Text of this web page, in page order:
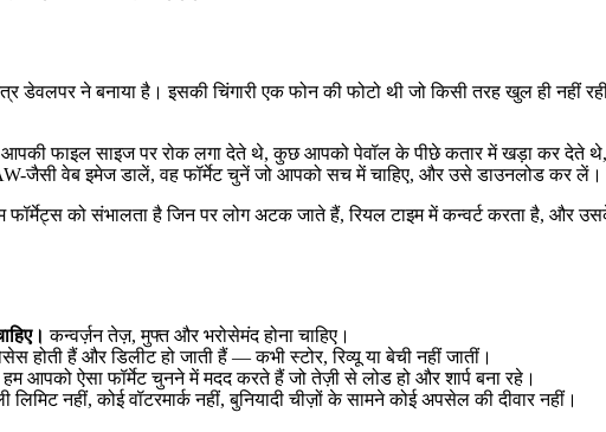
डेवलपर ने बनाया है। इसकी चिंगारी एक फोन की फोटो थी जो किसी तरह खुल ही
फाइल साइज पर रोक लगा देते थे, कुछ आपको पेवॉल के पीछे कतार में खड़ा कर देते
जैसी वेब इमेज डालें, वह फॉर्मेट चुनें जो आपको सच में चाहिए, और उसे डाउनलोड कर
को संभालता है जिन पर लोग अटक जाते हैं, रियल टाइम में कन्वर्ट करता है, और
कन्वर्ज़न तेज़, मुफ्त और भरोसेमंद होना चाहिए।
होती हैं और डिलीट हो जाती हैं — कभी स्टोर, रिव्यू या बेची नहीं जातीं।
हम आपको ऐसा फॉर्मेट चुनने में मदद करते हैं जो तेज़ी से लोड हो और शार्प बना रहे।
लिमिट नहीं, कोई वॉटरमार्क नहीं, बुनियादी चीज़ों के सामने कोई अपसेल की दीवार नहीं।